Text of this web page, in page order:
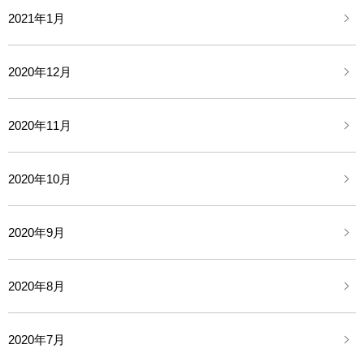
2021年1月
2020年12月
2020年11月
2020年10月
2020年9月
2020年8月
2020年7月